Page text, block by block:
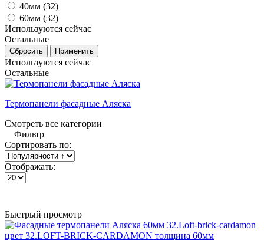
40мм (32)
60мм (32)
Используются сейчас
Остальные
Используются сейчас
Остальные
Термопанели фасадные Аляска
Смотреть все категории
Фильтр
Сортировать по:
Отображать:
Быстрый просмотр